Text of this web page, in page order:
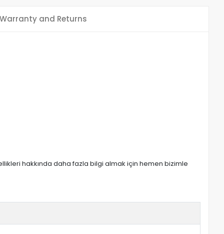
Warranty and Returns
hakkında daha fazla bilgi almak için hemen bizimle